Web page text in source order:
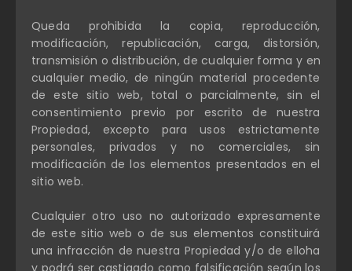
Queda prohibida la copia, reproducción,
modificación, republicación, carga, distorsión,
transmisión o distribución, de cualquier forma y en
cualquier medio, de ningún material procedente
de este sitio web, total o parcialmente, sin el
consentimiento previo por escrito de nuestra
Propiedad, excepto para usos estrictamente
personales, privados y no comerciales, sin
modificación de los elementos presentados en el
sitio web.
Cualquier otro uso no autorizado expresamente
de este sitio web o de sus elementos constituirá
una infracción de nuestra Propiedad y/o de elloha
y podrá ser castigado como falsificación según los